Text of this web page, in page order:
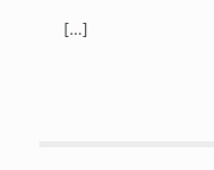
[…]